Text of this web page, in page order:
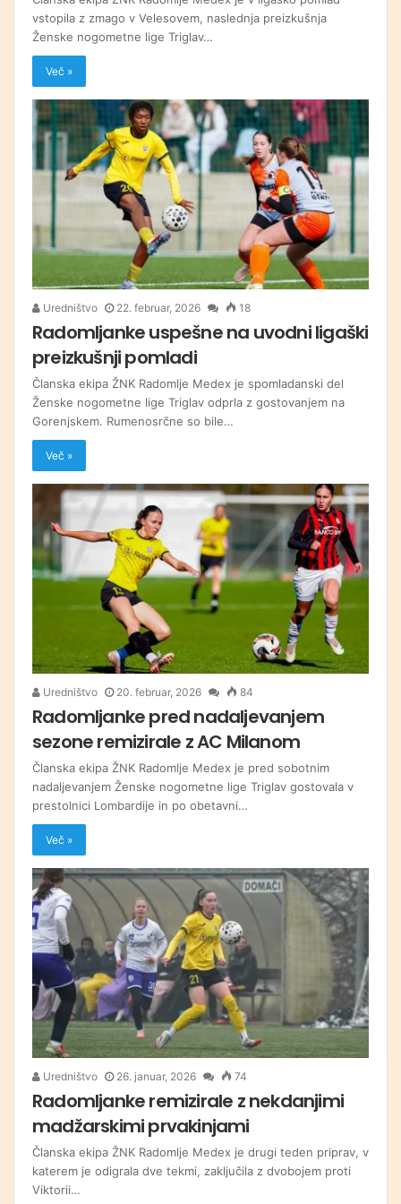
vstopila z zmago v Velesovem, naslednja preizkušnja
Ženske nogometne lige Triglav…
Več »
Uredništvo 22. februar, 2026 18
Radomljanke uspešne na uvodni ligaški
preizkušnji pomladi
Članska ekipa ŽNK Radomlje Medex je spomladanski del
Ženske nogometne lige Triglav odprla z gostovanjem na
Gorenjskem. Rumenosrčne so bile…
Več »
Uredništvo 20. februar, 2026 84
Radomljanke pred nadaljevanjem
sezone remizirale z AC Milanom
Članska ekipa ŽNK Radomlje Medex je pred sobotnim
nadaljevanjem Ženske nogometne lige Triglav gostovala v
prestolnici Lombardije in po obetavni…
Več »
Uredništvo 26. januar, 2026 74
Radomljanke remizirale z nekdanjimi
madžarskimi prvakinjami
Članska ekipa ŽNK Radomlje Medex je drugi teden priprav, v
katerem je odigrala dve tekmi, zaključila z dvobojem proti
Viktorii…